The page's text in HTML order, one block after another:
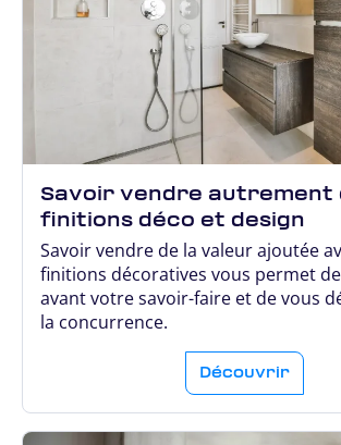
Savoir vendre autrement
finitions déco et design
Savoir vendre de la valeur ajoutée
finitions décoratives vous permet
avant votre savoir-faire et de vous
la concurrence.
Découvrir